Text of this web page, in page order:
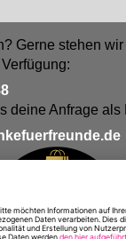
Gerne stehen
deine Anfrage als